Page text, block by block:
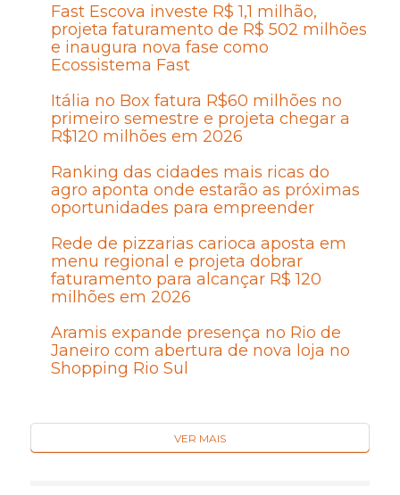
Fast Escova investe R$ 1,1 milhão,
projeta faturamento de R$ 502 milhões
e inaugura nova fase como
Ecossistema Fast
Itália no Box fatura R$60 milhões no
primeiro semestre e projeta chegar a
R$120 milhões em 2026
Ranking das cidades mais ricas do
agro aponta onde estarão as próximas
oportunidades para empreender
Rede de pizzarias carioca aposta em
menu regional e projeta dobrar
faturamento para alcançar R$ 120
milhões em 2026
Aramis expande presença no Rio de
Janeiro com abertura de nova loja no
Shopping Rio Sul
VER MAIS